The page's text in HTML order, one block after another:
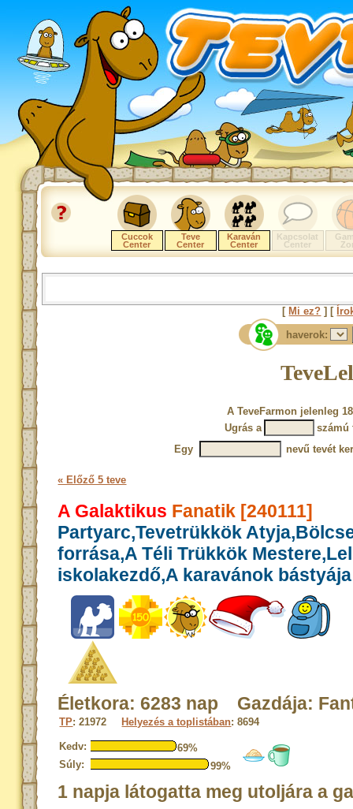
Cuccok
Center
Teve
Center
Karaván
Center
Kapcsolat
Center
[ Mi ez? ] [
haverok:
A TeveFarmon jelenleg
Ugrás a
számú
Egy
nevű tevét
« Előző 5 teve
A Galaktikus Fanatik [240111]
Partyarc,Tevetrükkök
forrása,A Téli Trükkök
iskolakezdő,A karavánok bástyája
Életkora: 6283 nap Gazdája:
TP: 21972 Helyezés a toplistában: 8694
Kedv:
69%
Súly:
99%
1 napja látogatta meg utoljára a